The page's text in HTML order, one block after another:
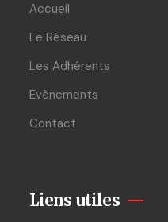
Accueil
Le Réseau
Les Adhérents
Evènements
Contact
Liens utiles